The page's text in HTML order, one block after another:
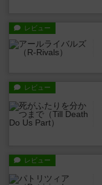
レビュー
レビュー
レビュー